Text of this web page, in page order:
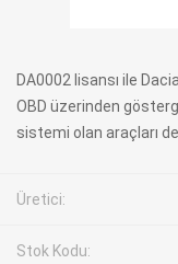
DA0002 lisansı ile
OBD üzerinden
sistemi olan araçları
Üretici:
Stok Kodu: